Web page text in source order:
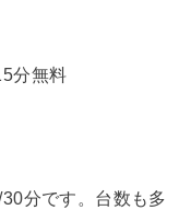
分無料
分です。台数も多